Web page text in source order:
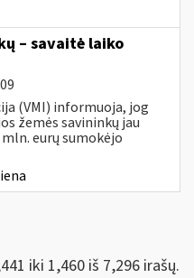
– savaitė laiko
(VMI) informuoja, jog
žemės savininkų jau
eurų sumokėjo
iki 1,460 iš 7,296 irašų.